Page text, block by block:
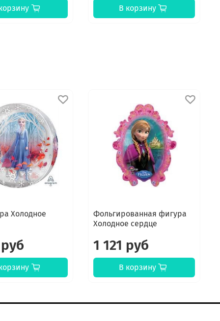
В корзину
Холодное
Фольгированная фигура
Холодное сердце
1 121 руб
В корзину